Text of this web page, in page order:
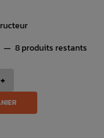
— 8 produits restants
+